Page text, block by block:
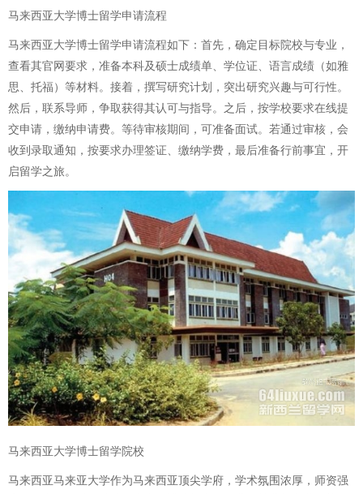
马来西亚大学博士留学申请流程
马来西亚大学博士留学申请流程如下：首先，确定目标院校与专业，
查看其官网要求，准备本科及硕士成绩单、学位证、语言成绩（如雅
思、托福）等材料。接着，撰写研究计划，突出研究兴趣与可行性。
然后，联系导师，争取获得其认可与指导。之后，按学校要求在线提
交申请，缴纳申请费。等待审核期间，可准备面试。若通过审核，会
收到录取通知，按要求办理签证、缴纳学费，最后准备行前事宜，开
启留学之旅。
马来西亚大学博士留学院校
马来西亚马来亚大学作为马来西亚顶尖学府，学术氛围浓厚，师资强